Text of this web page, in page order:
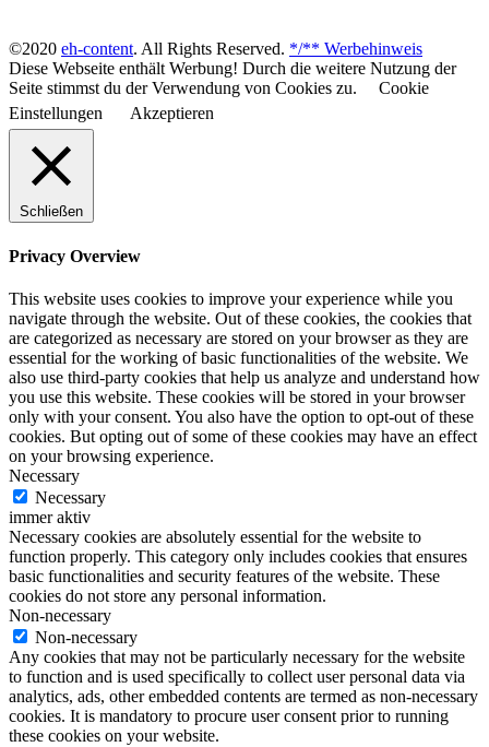
©2020 eh-content. All Rights Reserved. */** Werbehinweis
Diese Webseite enthält Werbung! Durch die weitere Nutzung der
Seite stimmst du der Verwendung von Cookies zu.
Cookie
Einstellungen
Akzeptieren
Schließen
Privacy Overview
This website uses cookies to improve your experience while you
navigate through the website. Out of these cookies, the cookies that
are categorized as necessary are stored on your browser as they are
essential for the working of basic functionalities of the website. We
also use third-party cookies that help us analyze and understand how
you use this website. These cookies will be stored in your browser
only with your consent. You also have the option to opt-out of these
cookies. But opting out of some of these cookies may have an effect
on your browsing experience.
Necessary
Necessary
immer aktiv
Necessary cookies are absolutely essential for the website to
function properly. This category only includes cookies that ensures
basic functionalities and security features of the website. These
cookies do not store any personal information.
Non-necessary
Non-necessary
Any cookies that may not be particularly necessary for the website
to function and is used specifically to collect user personal data via
analytics, ads, other embedded contents are termed as non-necessary
cookies. It is mandatory to procure user consent prior to running
these cookies on your website.